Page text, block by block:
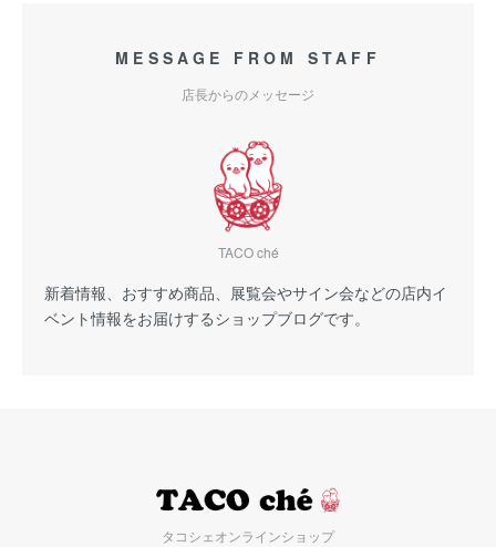
MESSAGE FROM STAFF
店長からのメッセージ
TACO ché
新着情報、おすすめ商品、展覧会やサイン会などの店内イ
ベント情報をお届けするショップブログです。
タコシェオンラインショップ